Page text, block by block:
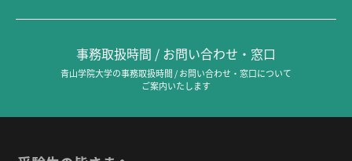
事務取扱時間 / お問い合わせ・窓口
青山学院大学の事務取扱時間 / お問い合わせ・窓口について
ご案内いたします